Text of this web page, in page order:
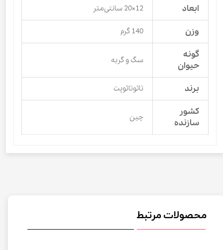
ابعاد 12×20 سانتی‌متر
وزن 140 گرم
گونه
حیوان
سگ و گربه
برند تائوتائوپت
کشور
سازنده
چین
محصولات مرتبط